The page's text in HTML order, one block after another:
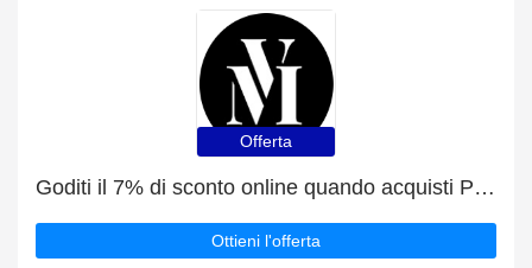
Offerta
Goditi il 7% di sconto online quando acquisti Pantaloni
Ottieni l'offerta